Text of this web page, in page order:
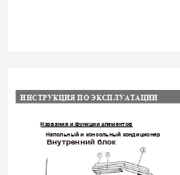
Названия и функции элементов
  
Напольный и консольный кондиционер
 
3
1 2